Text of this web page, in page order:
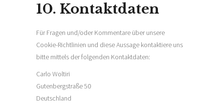
10. Kontaktdaten
Für Fragen und/oder Kommentare über unsere
Cookie-Richtlinien und diese Aussage kontaktiere uns
bitte mittels der folgenden Kontaktdaten:
Carlo Woltiri
Gutenbergstraße 50
Deutschland